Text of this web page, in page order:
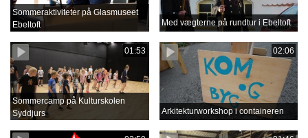
Sommeraktiviteter på Glasmuseet
Ebeltoft
Med vægterne på rundtur i Ebeltoft
01:53
Sommercamp på Kulturskolen
Syddjurs
02:06
Arkitekturworkshop i containeren